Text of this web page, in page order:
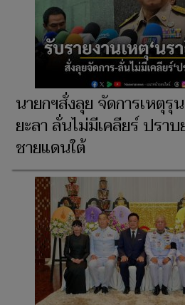
นายกฯสั่งลุย จัดการเหตุรุ
ยะลา ลั่นไม่มีเคลียร์ ปราบ
ชายแดนใต้